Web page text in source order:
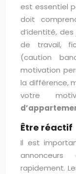
est essentiel
doit
d’identité,
de travail,
(caution
motivation
la différence,
votre
Être réactif
Il est
rapidement.